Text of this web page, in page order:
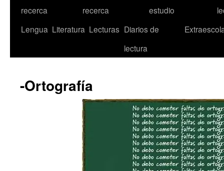
recerca
recerca
estudio
Lengua Literatura Lecturas Diarios de
lectura
-Ortografía